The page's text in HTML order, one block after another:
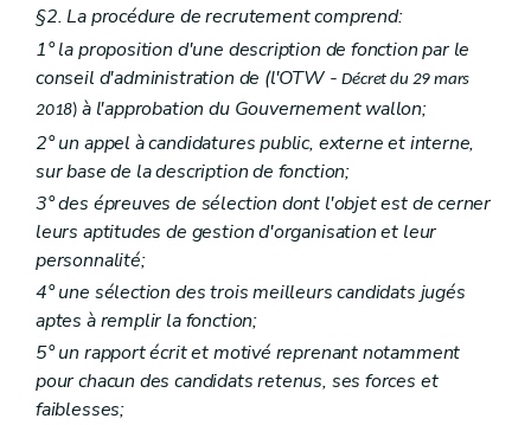
§2. La procédure de recrutement comprend:
1° la proposition d'une description de fonction par le
conseil d'administration de (l'OTW -Décret du 29 mars
2018) à l'approbation du Gouvernement wallon;
2° un appel à candidatures public, externe et interne,
sur base de la description de fonction;
3° des épreuves de sélection dont l'objet est de cerner
leurs aptitudes de gestion d'organisation et leur
personnalité;
4° une sélection des trois meilleurs candidats jugés
aptes à remplir la fonction;
5° un rapport écrit et motivé reprenant notamment
pour chacun des candidats retenus, ses forces et
faiblesses;